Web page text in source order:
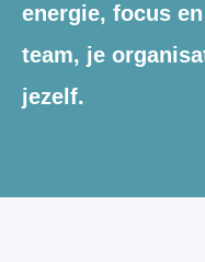
energie, focus
team, je
jezelf.